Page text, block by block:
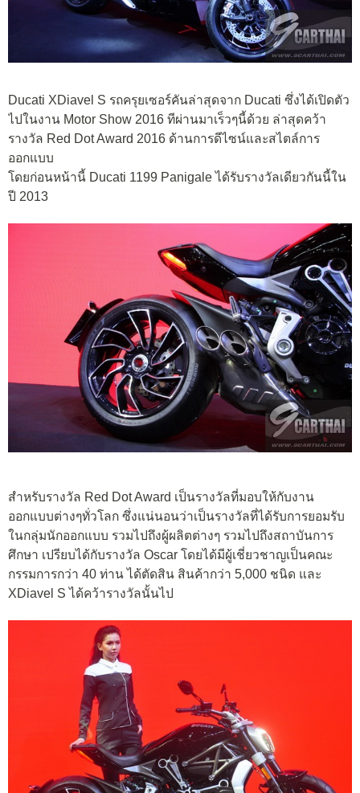
Ducati XDiavel S รถครุยเซอร์คันล่าสุดจาก Ducati ซึ่งได้เปิดตัว
ไปในงาน Motor Show 2016 ทีผ่านมาเร็วๆนี้ด้วย ล่าสุดคว้า
รางวัล Red Dot Award 2016 ด้านการดีไซน์และสไตล์การ
ออกแบบ
โดยก่อนหน้านี้ Ducati 1199 Panigale ได้รับรางวัลเดียวกันนี้ใน
ปี 2013
สำหรับรางวัล Red Dot Award เป็นรางวัลที่มอบให้กับงาน
ออกแบบต่างๆทั่วโลก ซึ่งแน่นอนว่าเป็นรางวัลที่ได้รับการยอมรับ
ในกลุ่มนักออกแบบ รวมไปถึงผู้ผลิตต่างๆ รวมไปถึงสถาบันการ
ศึกษา เปรียบได้กับรางวัล Oscar โดยได้มีผู้เชี่ยวชาญเป็นคณะ
กรรมการกว่า 40 ท่าน ได้ตัดสิน สินค้ากว่า 5,000 ชนิด และ
XDiavel S ได้คว้ารางวัลนั้นไป